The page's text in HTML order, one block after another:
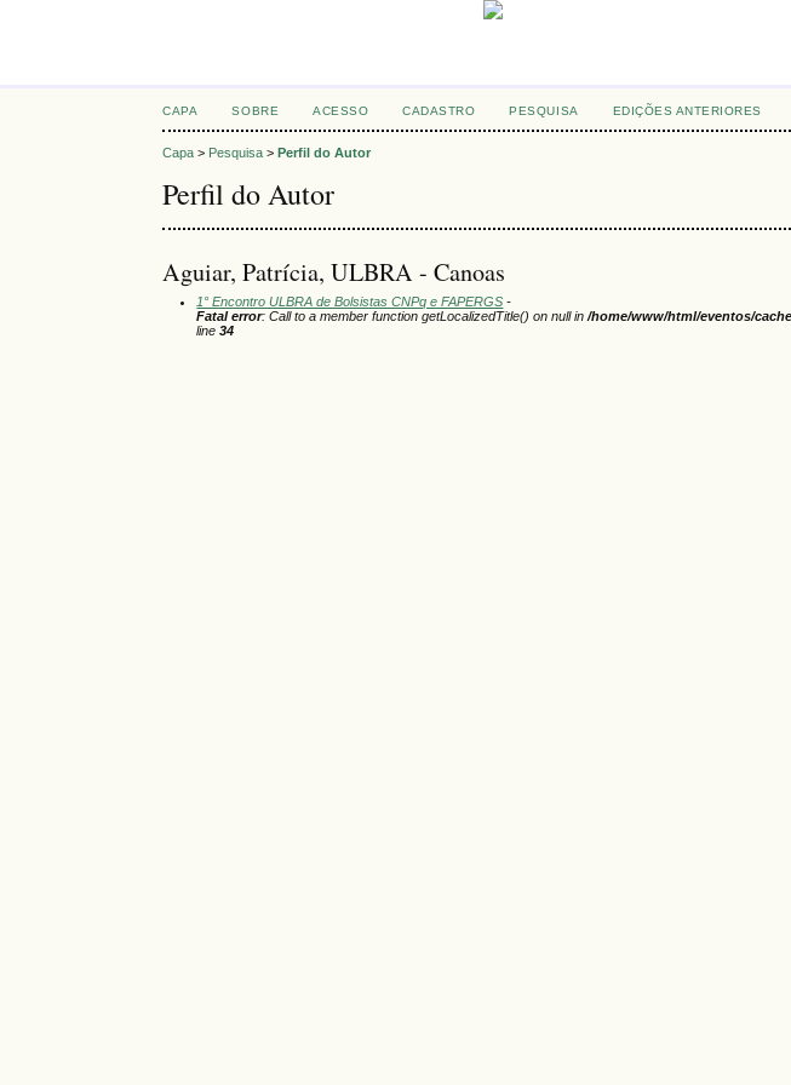
CAPA SOBRE ACESSO CADASTRO PESQUISA EDIÇÕES ANTERIORES
Capa > Pesquisa >Perfil do Autor
Perfil do Autor
Aguiar, Patrícia, ULBRA - Canoas
1° Encontro ULBRA de Bolsistas CNPq e FAPERGS -
Fatal error: Call to a member function getLocalizedTitle() on null in/home/www/html/eventos/
line34